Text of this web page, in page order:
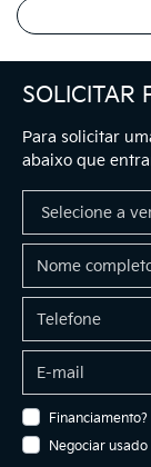
SOLICITAR
Para solicitar
abaixo que
Financiamento?
Negociar usado